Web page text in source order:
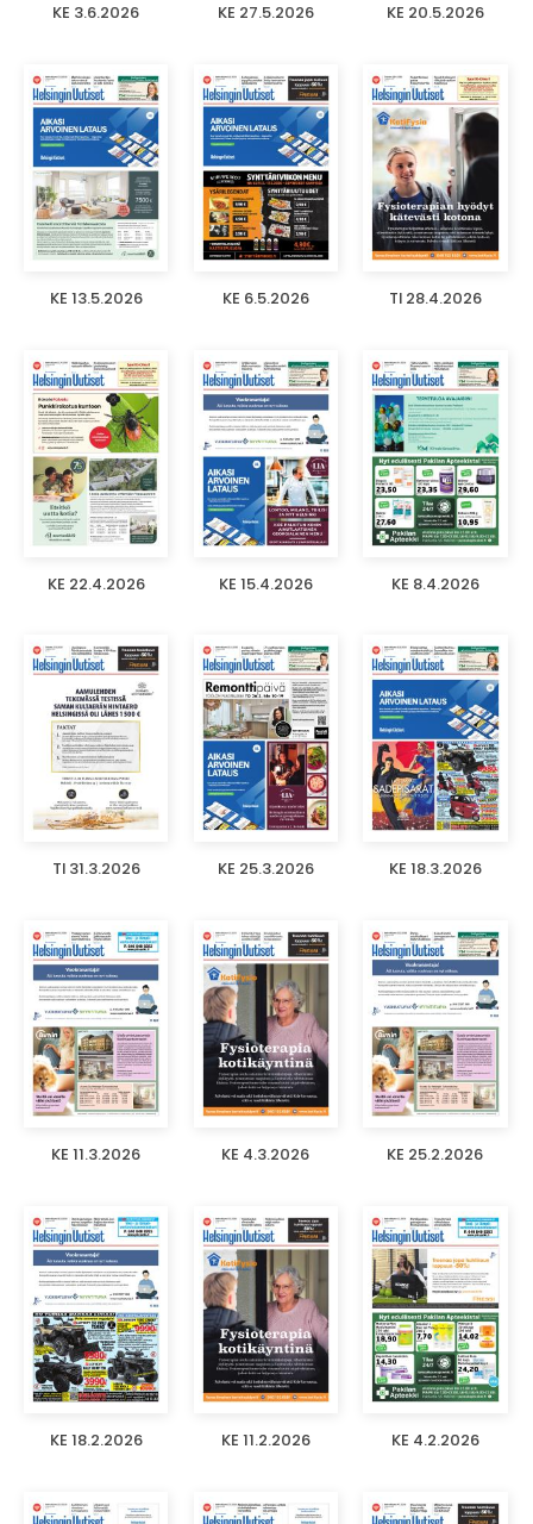
KE 3.6.2026 KE 27.5.2026 KE 20.5.2026
KE 13.5.2026 KE 6.5.2026 TI 28.4.2026
KE 22.4.2026 KE 15.4.2026 KE 8.4.2026
TI 31.3.2026 KE 25.3.2026 KE 18.3.2026
KE 11.3.2026 KE 4.3.2026 KE 25.2.2026
KE 18.2.2026 KE 11.2.2026 KE 4.2.2026